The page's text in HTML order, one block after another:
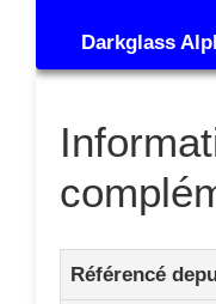
Darkglass
Référencé